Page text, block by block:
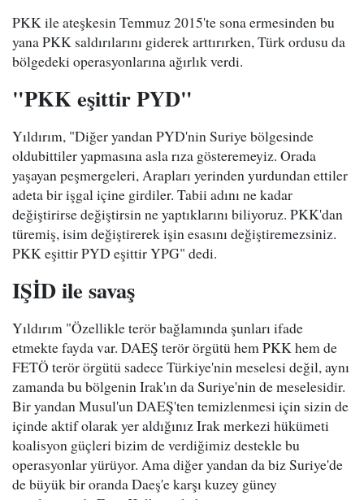
PKK ile ateşkesin Temmuz 2015'te sona ermesinden bu
yana PKK saldırılarını giderek arttırırken, Türk ordusu da
bölgedeki operasyonlarına ağırlık verdi.
"PKK eşittir PYD"
Yıldırım, "Diğer yandan PYD'nin Suriye bölgesinde
oldubittiler yapmasına asla rıza gösteremeyiz. Orada
yaşayan peşmergeleri, Arapları yerinden yurdundan ettiler
adeta bir işgal içine girdiler. Tabii adını ne kadar
değiştirirse değiştirsin ne yaptıklarını biliyoruz. PKK'dan
türemiş, isim değiştirerek işin esasını değiştiremezsiniz.
PKK eşittir PYD eşittir YPG" dedi.
IŞİD ile savaş
Yıldırım "Özellikle terör bağlamında şunları ifade
etmekte fayda var. DAEŞ terör örgütü hem PKK hem de
FETÖ terör örgütü sadece Türkiye'nin meselesi değil, aynı
zamanda bu bölgenin Irak'ın da Suriye'nin de meselesidir.
Bir yandan Musul'un DAEŞ'ten temizlenmesi için sizin de
içinde aktif olarak yer aldığınız Irak merkezi hükümeti
koalisyon güçleri bizim de verdiğimiz destekle bu
operasyonlar yürüyor. Ama diğer yandan da biz Suriye'de
de büyük bir oranda Daeş'e karşı kuzey güney